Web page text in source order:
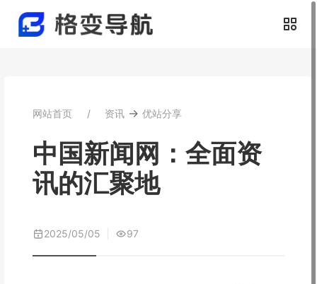
网站首页 资讯 → 优站分享
中国新闻网：全面资
讯的汇聚地
2025/05/05 97